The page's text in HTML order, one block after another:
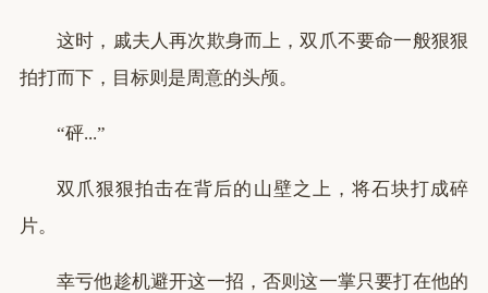
这时，戚夫人再次欺身而上，双爪不要命一般狠狠
拍打而下，目标则是周意的头颅。
“砰...”
双爪狠狠拍击在背后的山壁之上，将石块打成碎
片。
幸亏他趁机避开这一招，否则这一掌只要打在他的